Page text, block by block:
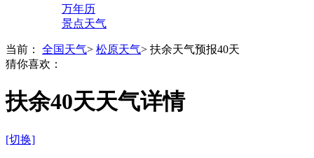
万年历
景点天气
当前： 全国天气> 松原天气> 扶余天气预报40天
猜你喜欢：
扶余40天天气详情
[切换]